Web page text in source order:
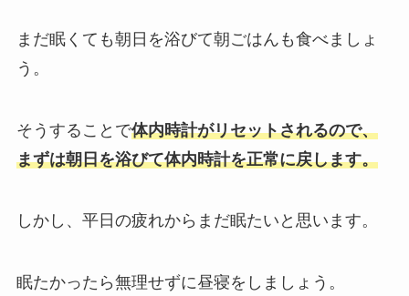
まだ眠くても朝日を浴びて朝ごはんも食べましょ
う。
そうすることで体内時計がリセットされるので、
まずは朝日を浴びて体内時計を正常に戻します。
しかし、平日の疲れからまだ眠たいと思います。
眠たかったら無理せずに昼寝をしましょう。